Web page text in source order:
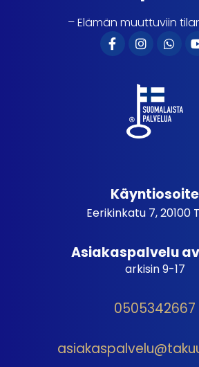
– Elämän muuttuviin
Käyntiosoite
Eerikinkatu 7, 20100
Asiakaspalvelu
arkisin 9-17
0505342667